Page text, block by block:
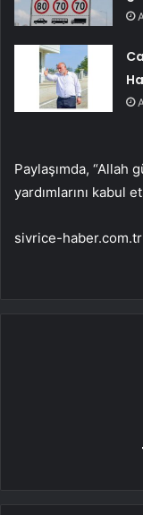
Paylaşımda, “Allah
yardımlarını kabul
sivrice-haber.com.tr